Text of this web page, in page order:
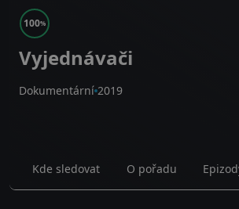
100%
Vyjednávači
Dokumentární 2019
Kde sledovat O pořadu